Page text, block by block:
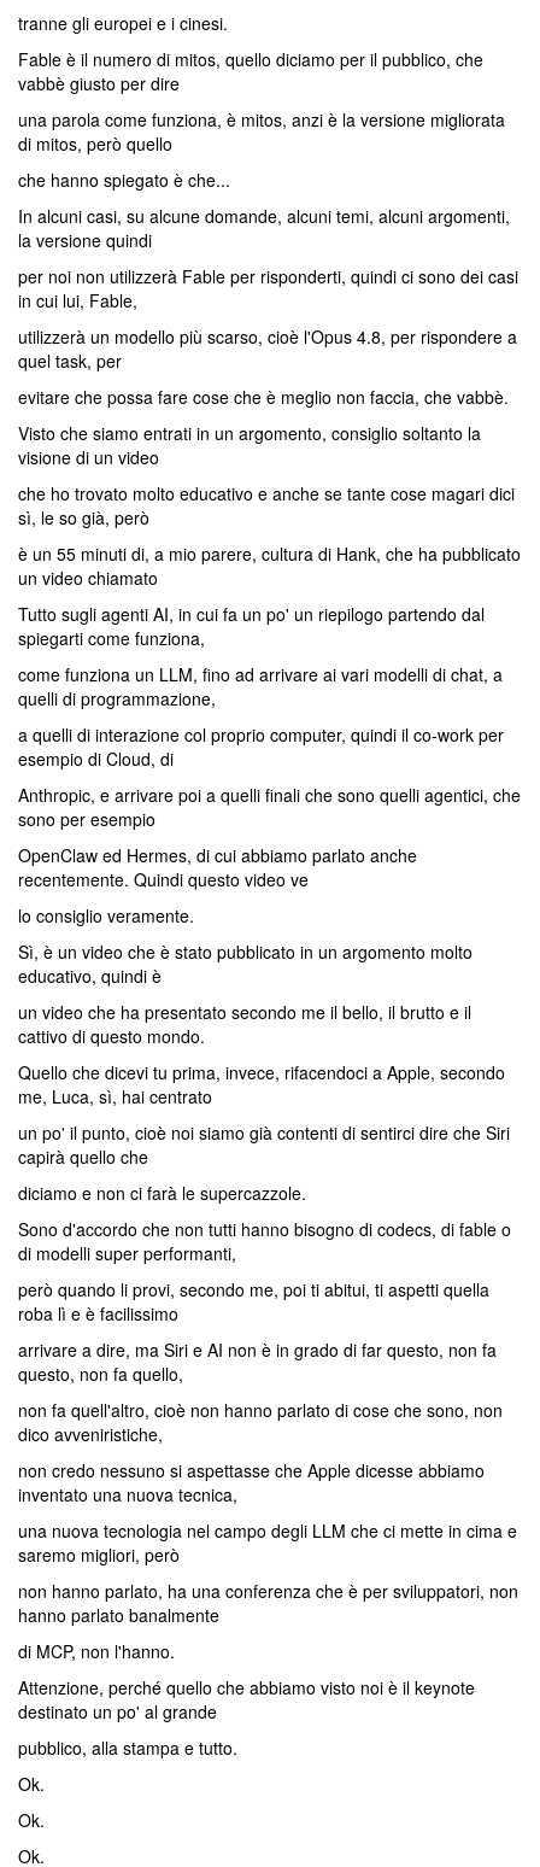
tranne gli europei e i cinesi.
Fable è il numero di mitos, quello diciamo per il pubblico, che
vabbè giusto per dire
una parola come funziona, è mitos, anzi è la versione migliorata
di mitos, però quello
che hanno spiegato è che...
In alcuni casi, su alcune domande, alcuni temi, alcuni argomenti,
la versione quindi
per noi non utilizzerà Fable per risponderti, quindi ci sono dei casi
in cui lui, Fable,
utilizzerà un modello più scarso, cioè l'Opus 4.8, per rispondere a
quel task, per
evitare che possa fare cose che è meglio non faccia, che vabbè.
Visto che siamo entrati in un argomento, consiglio soltanto la
visione di un video
che ho trovato molto educativo e anche se tante cose magari dici
sì, le so già, però
è un 55 minuti di, a mio parere, cultura di Hank, che ha pubblicato
un video chiamato
Tutto sugli agenti AI, in cui fa un po' un riepilogo partendo dal
spiegarti come funziona,
come funziona un LLM, fino ad arrivare ai vari modelli di chat, a
quelli di programmazione,
a quelli di interazione col proprio computer, quindi il co-work per
esempio di Cloud, di
Anthropic, e arrivare poi a quelli finali che sono quelli agentici, che
sono per esempio
OpenClaw ed Hermes, di cui abbiamo parlato anche
recentemente. Quindi questo video ve
lo consiglio veramente.
Sì, è un video che è stato pubblicato in un argomento molto
educativo, quindi è
un video che ha presentato secondo me il bello, il brutto e il
cattivo di questo mondo.
Quello che dicevi tu prima, invece, rifacendoci a Apple, secondo
me, Luca, sì, hai centrato
un po' il punto, cioè noi siamo già contenti di sentirci dire che Siri
capirà quello che
diciamo e non ci farà le supercazzole.
Sono d'accordo che non tutti hanno bisogno di codecs, di fable o
di modelli super performanti,
però quando li provi, secondo me, poi ti abitui, ti aspetti quella
roba lì e è facilissimo
arrivare a dire, ma Siri e AI non è in grado di far questo, non fa
questo, non fa quello,
non fa quell'altro, cioè non hanno parlato di cose che sono, non
dico avveniristiche,
non credo nessuno si aspettasse che Apple dicesse abbiamo
inventato una nuova tecnica,
una nuova tecnologia nel campo degli LLM che ci mette in cima e
saremo migliori, però
non hanno parlato, ha una conferenza che è per sviluppatori, non
hanno parlato banalmente
di MCP, non l'hanno.
Attenzione, perché quello che abbiamo visto noi è il keynote
destinato un po' al grande
pubblico, alla stampa e tutto.
Ok.
Ok.
Ok.